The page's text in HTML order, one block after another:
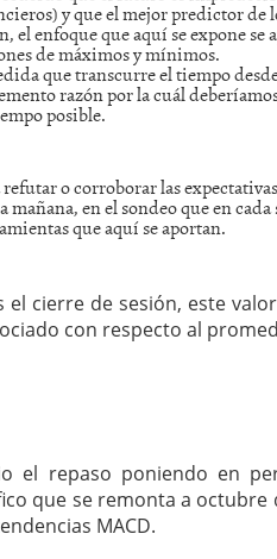
y que el mejor predictor de
el enfoque que aquí se expone se
de máximos y mínimos.
que transcurre el tiempo
razón por la cuál
posible.
refutar o corroborar las
mañana, en el sondeo que en
que aquí se aportan.
el cierre de sesión, este
con respecto al
el repaso poniendo en
que se remonta a octubre
MACD.